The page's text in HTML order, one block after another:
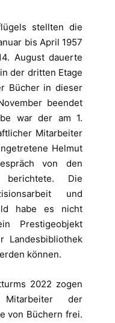
stellten die
bis April 1957
August dauerte
der dritten Etage
Bücher in dieser
beendet
war der am 1.
Mitarbeiter
Helmut
von den
Die
und
habe es nicht
Prestigeobjekt
Landesbibliothek
können.
2022 zogen
der
von Büchern frei.